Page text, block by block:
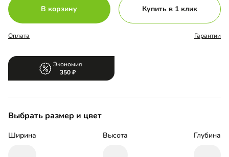
В корзину Купить в 1 клик
Оплата Гарантии
Экономия
350
Выбрать размер и цвет
Ширина Высота Глубина